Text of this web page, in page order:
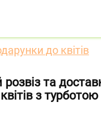
замовлення
можлива
у зв’язку з
до квітів
та
з